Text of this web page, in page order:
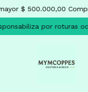
$ 500.000,00
por roturas